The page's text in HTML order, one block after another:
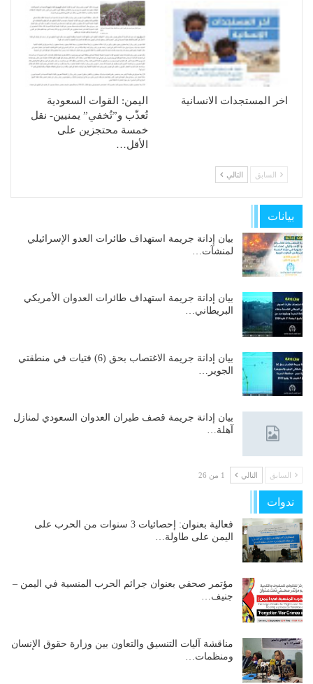
اخر المستجدات الانسانية
الیمن: القوات السعودیة
تُعذّب و”تُخفي” یمنیین- نقل
خمسة محتجزین على
الأقل…
السابق التالي
بيانات
بيان إدانة جريمة استهداف طائرات العدو الإسرائيلي
لمنشآت…
بيان إدانة جريمة استهداف طائرات العدوان الأمريكي
البريطاني…
بيان إدانة جريمة الاغتصاب بحق (6) فتيات في منطقتي
الجوير…
بيان إدانة جريمة قصف طيران العدوان السعودي لمنازل
آهلة…
السابق التالي 1 من 26
ندوات
فعالية بعنوان: إحصائيات 3 سنوات من الحرب على
اليمن على طاولة…
مؤتمر صحفي بعنوان جرائم الحرب المنسية في اليمن –
جنيف…
مناقشة آليات التنسيق والتعاون بين وزارة حقوق الإنسان
ومنظمات…